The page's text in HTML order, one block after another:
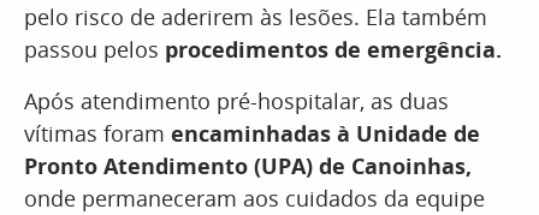
pelo risco de aderirem às lesões. Ela também
passou pelos procedimentos de emergência.
Após atendimento pré-hospitalar, as duas
vítimas foram encaminhadas à Unidade de
Pronto Atendimento (UPA) de Canoinhas,
onde permaneceram aos cuidados da equipe